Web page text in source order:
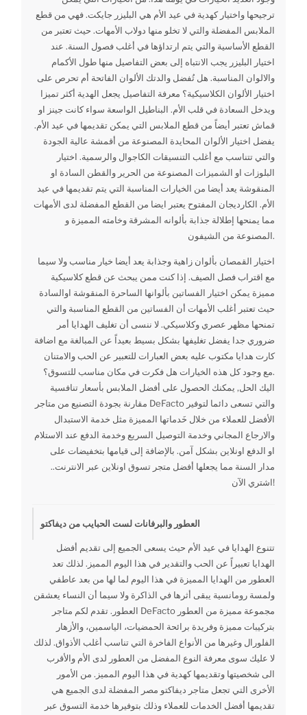
ترجيحها واختيار كهدية في عيد الأم هي البليزر جايكت. فهي من قطع
الملابس المفضلة والتي لا تخلو منها دولاب الأمهات. حيث تعتبر من
القطع الأساسية والتي يتم ارتداؤها في أغلب فصول السنة. عند
اختيار البليزر يجب الانتباه إلى بعض التفاصيل منها طول الأكمام
والالوان المناسبة. هل تُفضل والدتك الألوان الفاتحة أم تحرص على
اختيار الألوان الكلاسيكية؟ معرفة التفاصيل يجعل الهدية أكثر تميزا
ويدخل السعادة في قلب الأم. البناطيل الواسعة سواء كانت جينز او
قماش تعتبر أيضاً من قطع الملابس التي يمكن تقديمها في عيد الأم.
يفضل اختيار الألوان المحايدة المصنوعة من أقمشة عالية الجودة
والتي تتناسب مع أغلب التنسيقات الكاجوال والرسمية. اختيار
البلوزات او الشميزات المصنوعة من الحرير والقطن السادة او
المنقوشة يعد أيضا من الخيارات المناسبة التي يتم تقديمها في عيد
الأم. الكارديجان المفتوح يعتبر ايضا من القطع المفضلة لدى الأمهات
مما يمنحها إطلالة جذابة بألوانه المشرقة وخامته المميزة و
المصنوعة من الشيفون.
اختيار القمصان بألوان زاهية وجذابة يعد أيضا خيار مناسب ولا سيما
مع اقتراب فصل الصيف. إذا كنت ممن يبحث عن قطع كلاسيكية
مميزة يمكن اختيار الفساتين بألوانها الساحرة المنقوشة اوالسادة
حيث تعتبر أغلب الأمهات أن الفساتين من القطع المناسبة والتي
تمنحها مظهر عصري وكلاسيكي. لا ننسى أن تغليف الهدايا أمر
ضروري جدا يفضل تغليفها بشكل بسيط بعيداً عن المبالغة مع اضافة
كارت هدايا مكتوب عليه بعض العبارات للتعبير عن الحب والامتنان
.مع وجود كل هذه الخيارات هل فكرت في مكان مناسب للتسوق؟
اليك الحل, يمكنك الحصول على أفضل الملابس بأسعار تنافسية
مقارنة بجودة التصنيع من متاجر DeFacto والتي تسعى دائما لتوفير
الأفضل للعملاء من خلال خَدماتها المميزة مثل خدمة الاستبدال
والارجاع المجاني وخدمة التوصيل السريع وخدمة الدفع عند الاستلام
او الدفع اونلاين بشكل آمن. بالإضافة إلى قيامها بتخفيضات على
مدار السنة مما يجعلها أفضل متجر تسوق اونلاين عبر الانترنت..
اشتري الآن!
العطور والبرفانات لست الحبايب من ديفاكتو
تتنوع الهدايا في عيد الأم حيث يسعى الجميع إلى تقديم أفضل
الهدايا تعبيراً عن الحب والتقدير في هذا اليوم المميز. لذلك تعد
العطور من الهدايا المميزة في هذا اليوم لما لها من بعد عاطفي
ولمسة رومانسية يبقى أثرها في الذاكرة ولا سيما أن النساء يعشقن
العطور. تقدم لكم متاجر DeFacto مجموعة مميزة من العطور
بتركيبات مميزة وفريدة برائحة الحمضيات، الياسمين، والأزهار
الفلورال وغيرها من الأنواع الفاخرة التي تناسب أغلب الأذواق. لذلك
لا عليك سوى معرفة النوع المفضل من العطور لدى الأم والأقرب
الى شخصيتها وتقديمها كهدية في هذا اليوم المميز. من الأمور
الأخرى التي تجعل متاجر ديفاكتو مصر المفضلة لدى الجميع هي
تقديمها أفضل الخدمات للعملاء وذلك بتوفيرها خدمة التسوق عبر